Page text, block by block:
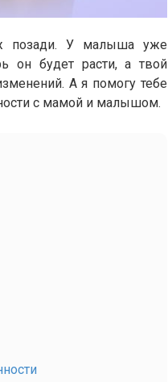
позади. У малыша уже
он будет расти, а твой
А я помогу тебе
с мамой и малышом.